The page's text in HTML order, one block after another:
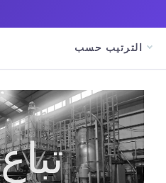
الترتيب حسب
تباع